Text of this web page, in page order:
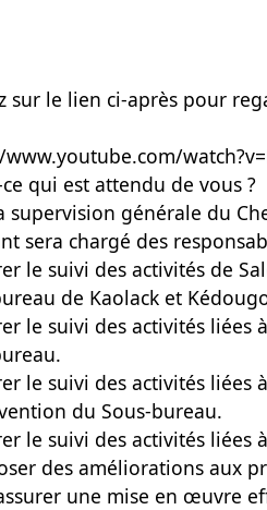
sur le lien ci-après pour
qui est attendu de vous ?
supervision générale du
sera chargé des
le suivi des activités de
de Kaolack et
le suivi des activités
le suivi des activités liées
du Sous-bureau.
le suivi des activités liées
des améliorations aux
une mise en œuvre